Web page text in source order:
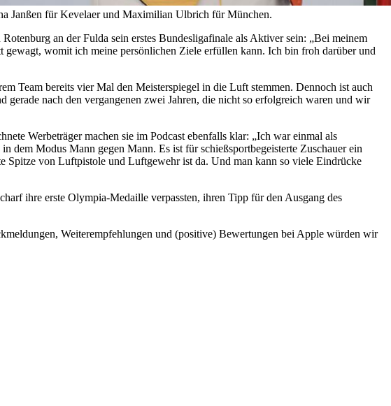
Janßen für Kevelaer und Maximilian Ulbrich für München.
an der Fulda sein erstes Bundesligafinale als Aktiver sein: „Bei meinem
womit ich meine persönlichen Ziele erfüllen kann. Ich bin froh darüber und
Team bereits vier Mal den Meisterspiegel in die Luft stemmen. Dennoch ist auch
nach den vergangenen zwei Jahren, die nicht so erfolgreich waren und wir
Werbeträger machen sie im Podcast ebenfalls klar: „Ich war einmal als
dem Modus Mann gegen Mann. Es ist für schießsportbegeisterte Zuschauer ein
Spitze von Luftpistole und Luftgewehr ist da. Und man kann so viele Eindrücke
ihre erste Olympia-Medaille verpassten, ihren Tipp für den Ausgang des
Weiterempfehlungen und (positive) Bewertungen bei Apple würden wir